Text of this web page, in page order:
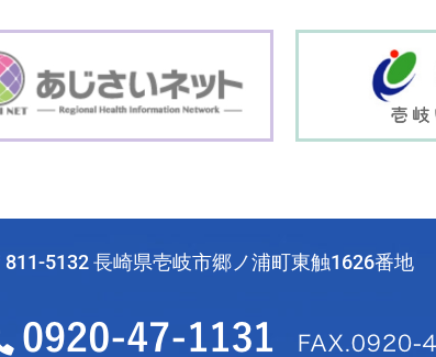
811-5132 長崎県壱岐市郷ノ浦町東触1626番地